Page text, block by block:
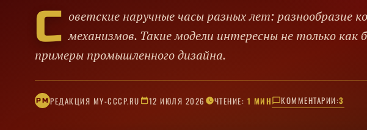
С оветские наручные часы разных лет: разнообразие
механизмов. Такие модели интересны не только как
примеры промышленного дизайна.
РM РЕДАКЦИЯ MY-CCCP.RU 12 ИЮЛЯ 2026 ЧТЕНИЕ: 1 МИН КОММЕНТАРИИ:3